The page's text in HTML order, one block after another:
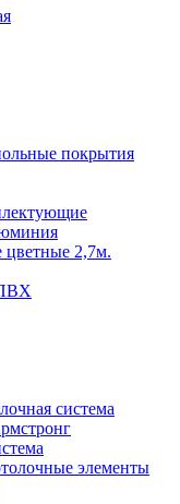
покрытия
2,7м.
система
элементы